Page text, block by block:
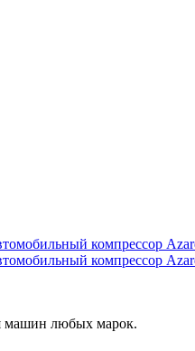
машин любых марок.